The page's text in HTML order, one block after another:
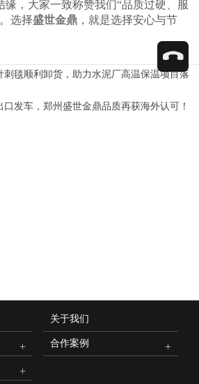
缘，大家一致称赞我们“品质过硬、服
选择盛世金鼎 ，就是选择安心与节
刺毯顺利卸货，助力水泥厂高温保温项目落
口发车，郑州盛世金鼎品质再获海外认可！
关于我们
合作案例